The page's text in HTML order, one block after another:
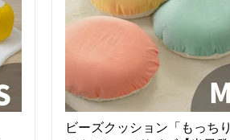
ビーズクッション「もっちり